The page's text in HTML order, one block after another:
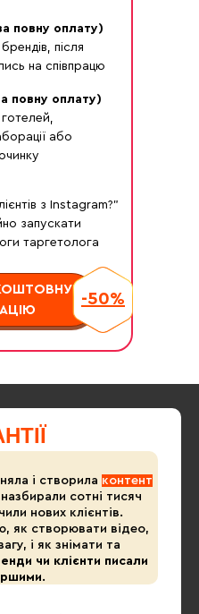
повну оплату)
після
на співпрацю
повну оплату)
або
з Instagram?"
запускати
таргетолога
-50%
і створила контент
назбирали сотні тисяч
нових клієнтів.
як створювати відео,
і як знімати та
чи клієнти писали
.